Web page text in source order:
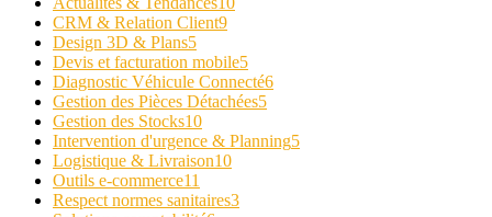
CRM & Relation Client9
Design 3D & Plans5
Devis et facturation mobile5
Diagnostic Véhicule Connecté6
Gestion des Pièces Détachées5
Gestion des Stocks10
Intervention d'urgence & Planning5
Logistique & Livraison10
Outils e-commerce11
Respect normes sanitaires3